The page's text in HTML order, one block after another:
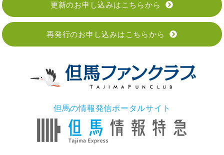
更新のお申し込みはこちらから
再発行のお申し込みはこちらから
但馬の情報発信ポータルサイト